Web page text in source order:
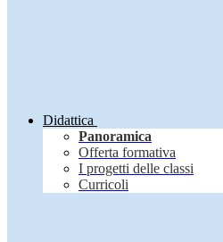
Didattica
Panoramica
Offerta formativa
I progetti delle classi
Curricoli